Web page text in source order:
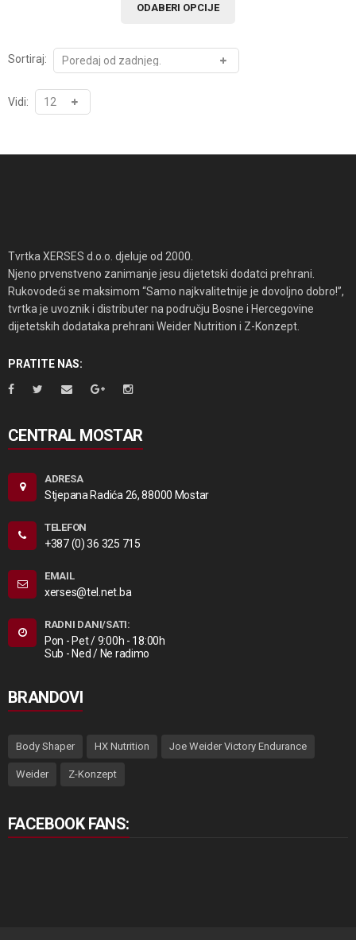
ODABERI OPCIJE
Sortiraj:
Vidi:
Tvrtka XERSES d.o.o. djeluje od 2000.
Njeno prvenstveno zanimanje jesu dijetetski dodatci prehrani.
Rukovodeći se maksimom “Samo najkvalitetnije je dovoljno dobro!”,
tvrtka je uvoznik i distributer na području Bosne i Hercegovine
dijetetskih dodataka prehrani Weider Nutrition i Z-Konzept.
PRATITE NAS:
CENTRAL MOSTAR
ADRESA
Stjepana Radića 26, 88000 Mostar
TELEFON
+387 (0) 36 325 715
EMAIL
xerses@tel.net.ba
RADNI DANI/SATI:
Pon - Pet / 9:00h - 18:00h
Sub - Ned / Ne radimo
BRANDOVI
Body Shaper HX Nutrition Joe Weider Victory Endurance
Weider Z-Konzept
FACEBOOK FANS: